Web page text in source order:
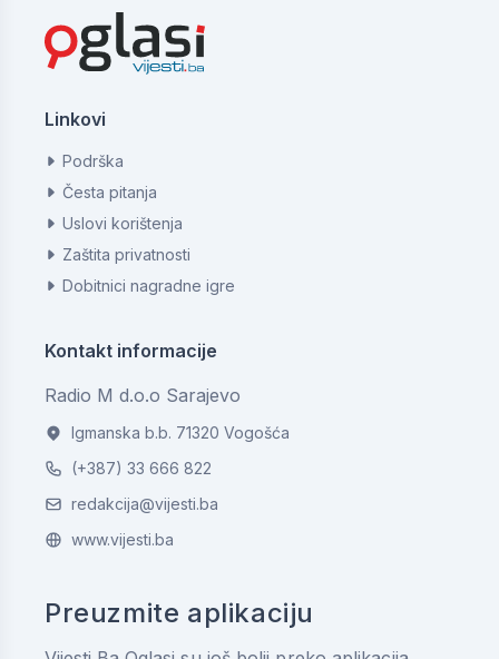
Linkovi
Podrška
Česta pitanja
Uslovi korištenja
Zaštita privatnosti
Dobitnici nagradne igre
Kontakt informacije
Radio M d.o.o Sarajevo
Igmanska b.b. 71320 Vogošća
(+387) 33 666 822
redakcija@vijesti.ba
www.vijesti.ba
Preuzmite aplikaciju